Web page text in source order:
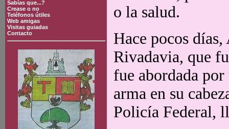
Sabías que...?
Crease o no
Teléfonos útiles
Web amigas
Visitas guiadas
Contacto
o la salud.
Hace pocos
Rivadavia, que
fue abordada
arma en su
Policía Federal,